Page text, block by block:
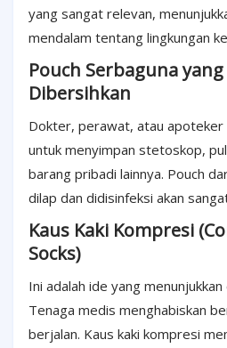
yang sangat relevan,
mendalam tentang lingkungan
Pouch Serbaguna
Dibersihkan
Dokter, perawat, atau apoteker
untuk menyimpan stetoskop,
barang pribadi lainnya. Pouch
dilap dan didisinfeksi akan
Kaus Kaki Kompresi
Socks)
Ini adalah ide yang
Tenaga medis menghabiskan
berjalan. Kaus kaki kompresi